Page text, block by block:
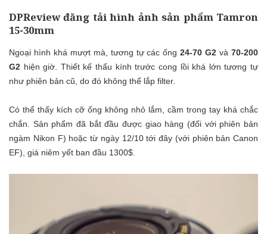
DPReview đăng tải hình ảnh sản phẩm Tamron
15-30mm
Ngoại hình khá mượt mà, tương tự các ống24-70 G2 và70-200
G2 hiện giờ. Thiết kế thấu kính trước cong lồi khá lớn tương tự
như phiên bản cũ, do đó không thể lắp filter.
Có thể thấy kích cỡ ống không nhỏ lắm, cầm trong tay khá chắc
chắn. Sản phẩm đã bắt đầu được giao hàng (đối với phiên bản
ngàm Nikon F) hoặc từ ngày 12/10 tới đây (với phiên bản Canon
EF), giá niêm yết ban đầu 1300$.